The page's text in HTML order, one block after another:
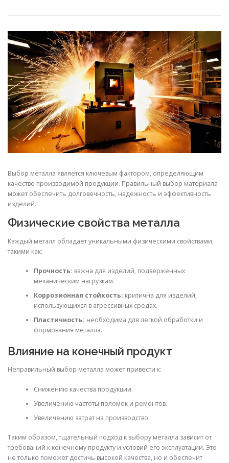
СВОЙСТВА МЕТАЛЛОВ СОРТА МЕТАЛЛОВ
СТАТЬИ
Выбор металла является ключевым фактором, определяющим
качество производимой продукции. Правильный выбор материала
может обеспечить долговечность, надежность и эффективность
изделий.
Физические свойства металла
Каждый металл обладает уникальными физическими свойствами,
такими как:
Прочность: важна для изделий, подверженных
механическим нагрузкам.
Коррозионная стойкость: критична для изделий,
использующихся в агрессивных средах.
Пластичность: необходима для легкой обработки и
формования металла.
Влияние на конечный продукт
Неправильный выбор металла может привести к:
Снижению качества продукции.
Увеличению частоты поломок и ремонтов.
Увеличению затрат на производство.
Таким образом, тщательный подход к выбору металла зависит от
требований к конечному продукту и условий его эксплуатации. Это
не только поможет достичь высокой качества, но и обеспечит